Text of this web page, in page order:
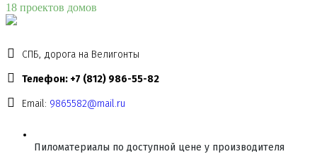
18 проектов домов
СПБ, дорога на Велигонты
Телефон: +7 (812) 986-55-82
Email: 9865582@mail.ru
Пиломатериалы по доступной цене у производителя